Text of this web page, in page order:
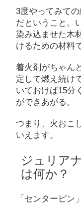
3度やってみての
だということ。
染み込ませた木
けるための材料
着火剤がちゃん
定して燃え続け
いておけば15分
ができあがる。
つまり、火おこ
いえます。
ジュリア
は何か？
「センターピン